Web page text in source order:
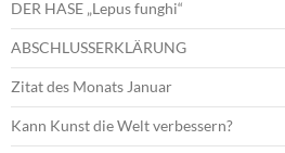
DER HASE „Lepus funghi“
ABSCHLUSSERKLÄRUNG
Zitat des Monats Januar
Kann Kunst die Welt verbessern?